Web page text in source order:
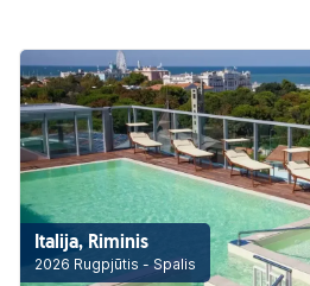
Italija, Riminis
2026 Rugpjūtis - Spalis